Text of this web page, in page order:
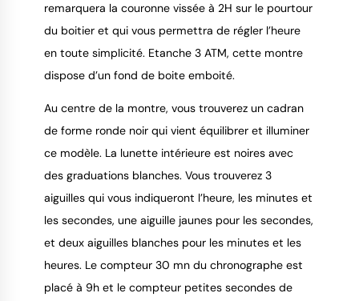
remarquera la couronne vissée à 2H sur le pourtour
du boitier et qui vous permettra de régler l’heure
en toute simplicité. Etanche 3 ATM, cette montre
dispose d’un fond de boite emboité.
Au centre de la montre, vous trouverez un cadran
de forme ronde noir qui vient équilibrer et illuminer
ce modèle. La lunette intérieure est noires avec
des graduations blanches. Vous trouverez 3
aiguilles qui vous indiqueront l’heure, les minutes et
les secondes, une aiguille jaunes pour les secondes,
et deux aiguilles blanches pour les minutes et les
heures. Le compteur 30 mn du chronographe est
placé à 9h et le compteur petites secondes de